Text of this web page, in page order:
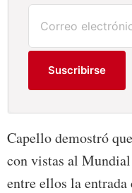
Suscribirse
Capello demostró
con vistas al
entre ellos la